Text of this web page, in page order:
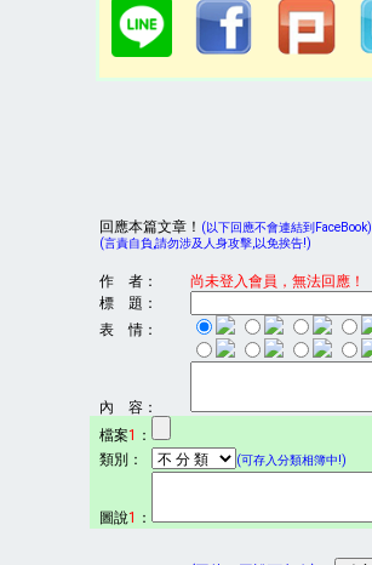
回應本篇文章！ (以下回應不會連結到FaceBook)
(言責自負,請勿涉及人身攻擊,以免挨告!)
作 者：
尚未登入會員，無法回應！
標 題：
表 情：
內 容：
檔案1 ：
類別：
(可存入分類相簿中!)
圖說1 ：